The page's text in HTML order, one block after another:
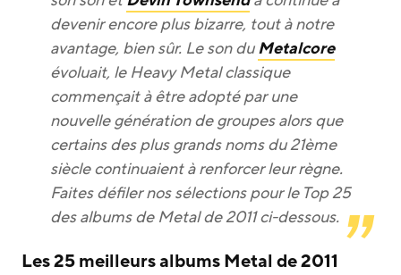
devenir encore plus bizarre, tout à notre
avantage, bien sûr. Le son duMetalcore
évoluait, le Heavy Metal classique
commençait à être adopté par une
nouvelle génération de groupes alors que
certains des plus grands noms du 21ème
siècle continuaient à renforcer leur règne.
Faites défiler nos sélections pour le Top 25
des albums de Metal de 2011 ci-dessous.
Les 25 meilleurs albums Metal de 2011